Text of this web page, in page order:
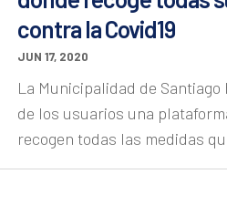
contra la Covid19
JUN 17, 2020
La Municipalidad de
de los usuarios una
recogen todas las medidas